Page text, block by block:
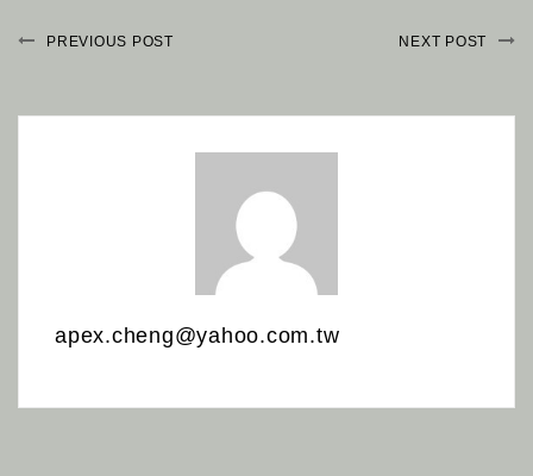
PREVIOUS POST NEXT POST
apex.cheng@yahoo.com.tw